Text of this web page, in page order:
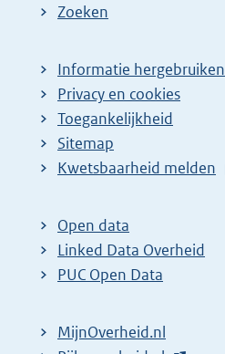
Zoeken
Informatie hergebruiken
Privacy en cookies
Toegankelijkheid
Sitemap
E
t
e
r
l
Kwetsbaarheid melden
Open data
Linked Data Overheid
PUC Open Data
MijnOverheid.nl